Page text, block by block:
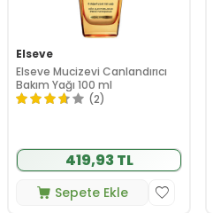
Elseve
Elseve Mucizevi Canlandırıcı
Bakım Yağı 100 ml
(2)
419,93 TL
Sepete Ekle